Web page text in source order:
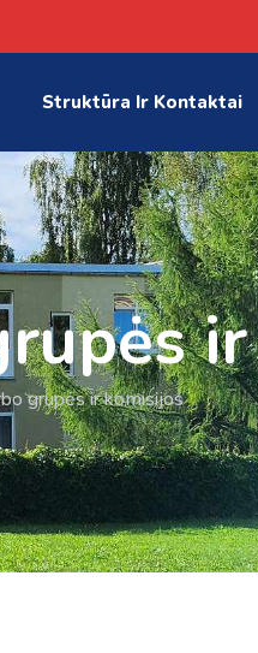
Struktūra Ir Kontaktai
grupės ir komisijos